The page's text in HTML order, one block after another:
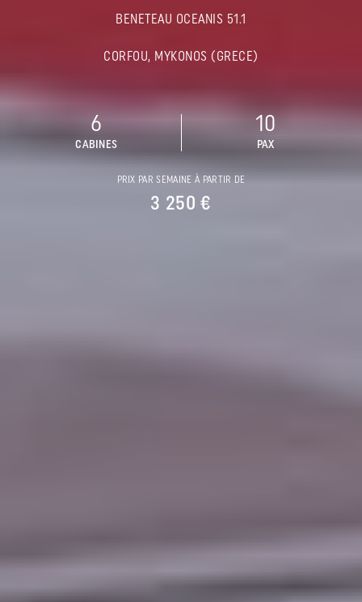
BENETEAU OCEANIS 51.1
CORFOU, MYKONOS (GRECE)
6
CABINES
10
PAX
PRIX PAR SEMAINE À PARTIR DE
3 250 €